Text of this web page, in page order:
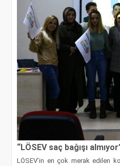
“LÖSEV saç bağışı
LÖSEV’in en çok merak edilen